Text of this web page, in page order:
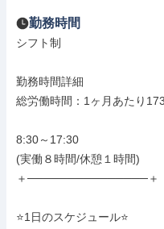
勤務時間
シフト制
勤務時間詳細
総労働時間：1ヶ月あたり
8:30～17:30
(実働８時間/休憩１時間)
＋───────────────＋
⭐1日のスケジュール⭐